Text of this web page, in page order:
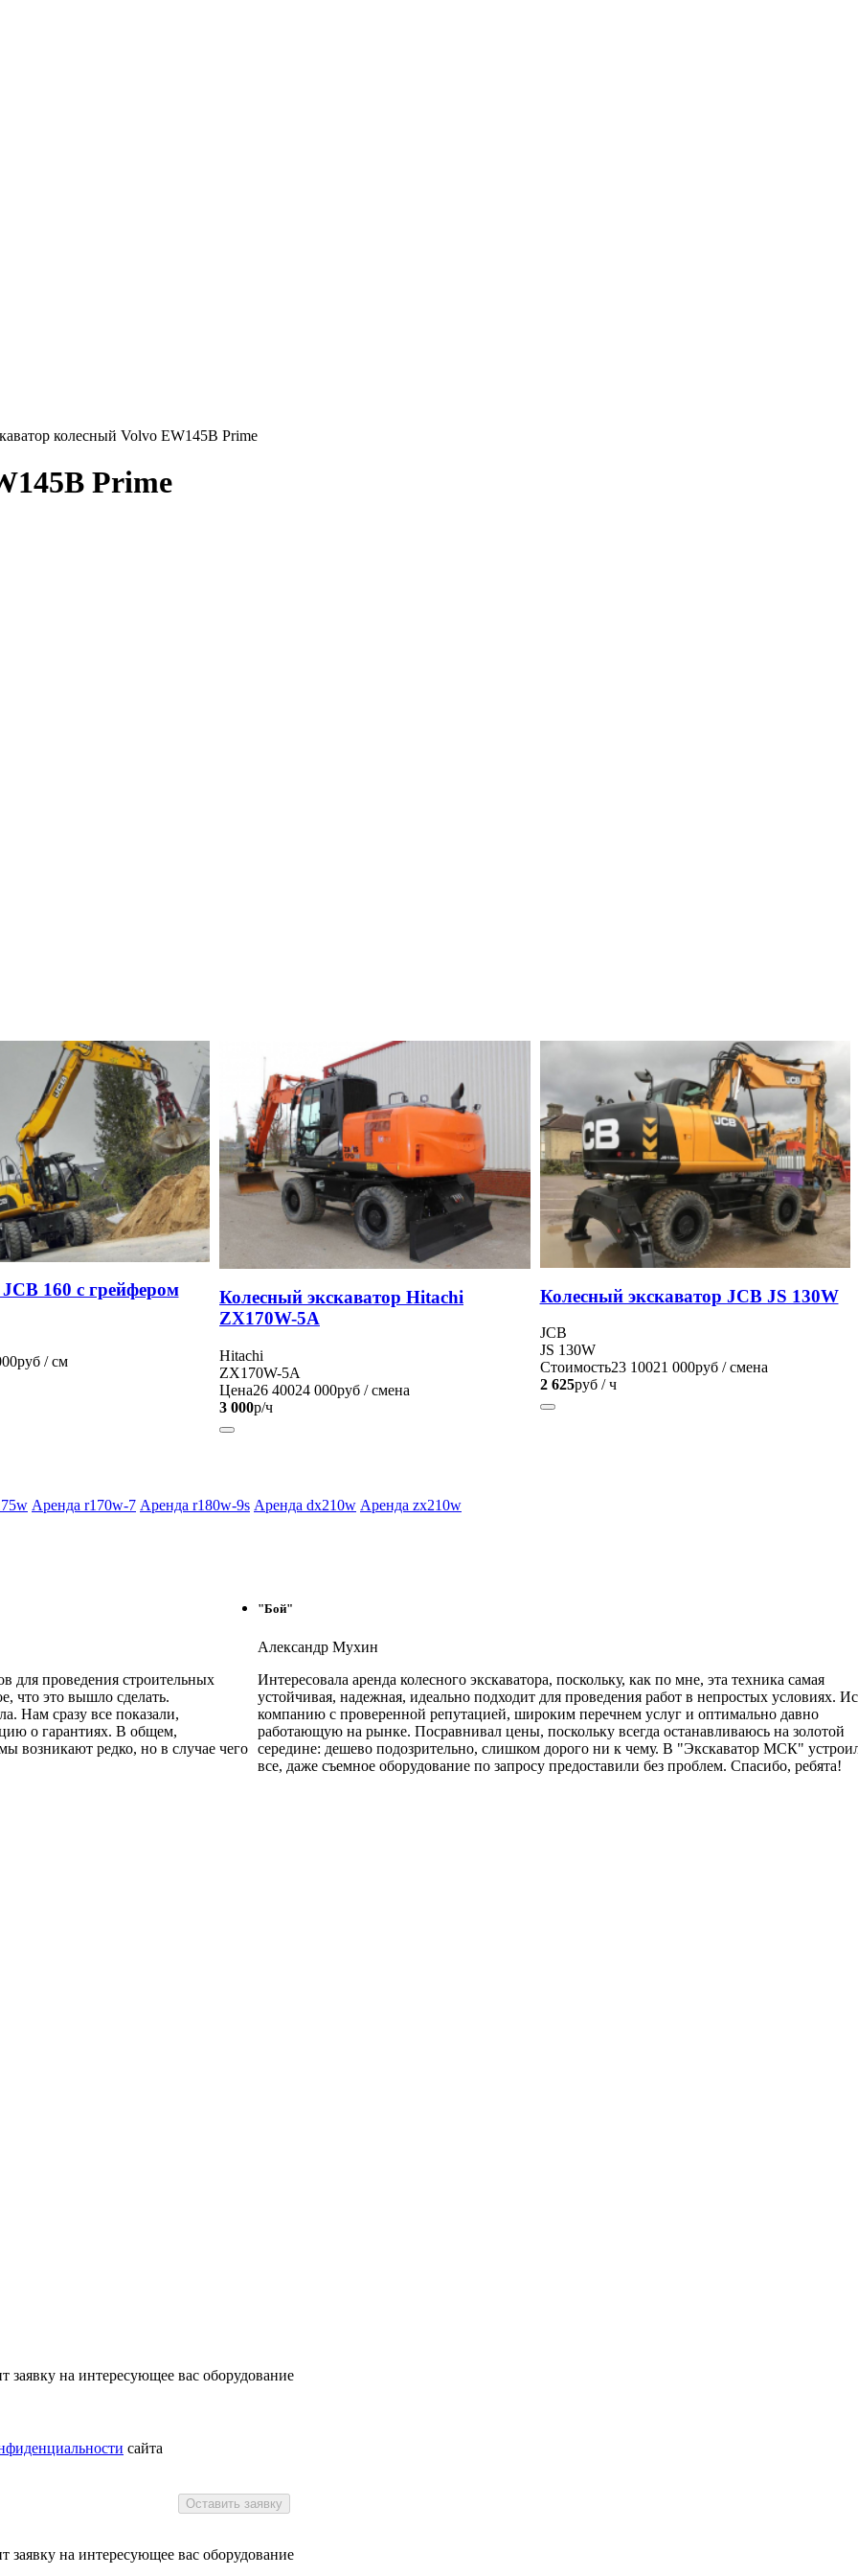
колесный Volvo EW145B Prime
Prime
160 с грейфером
руб / см
Колесный экскаватор Hitachi
ZX170W-5A
Hitachi
ZX170W-5A
Цена26 40024 000руб / смена
3 000р/ч
Колесный экскаватор JCB JS 130W
JCB
JS 130W
Стоимость23 10021 000руб / смена
2 625руб / ч
Аренда r170w-7 Аренда r180w-9s Аренда dx210w Аренда zx210w
для проведения строительных
что это вышло сделать.
Нам сразу все показали,
о гарантиях. В общем,
возникают редко, но в случае чего
"Бой"
Александр Мухин
Интересовала аренда колесного экскаватора, поскольку, как по мне, эта техника самая
устойчивая, надежная, идеально подходит для проведения работ в непростых условиях.
компанию с проверенной репутацией, широким перечнем услуг и оптимально давно
работающую на рынке. Посравнивал цены, поскольку всегда останавливаюсь на золотой
середине: дешево подозрительно, слишком дорого ни к чему. В "Экскаватор МСК"
все, даже съемное оборудование по запросу предоставили без проблем. Спасибо, ребята!
на интересующее вас оборудование
сайта
Оставить заявку
на интересующее вас оборудование